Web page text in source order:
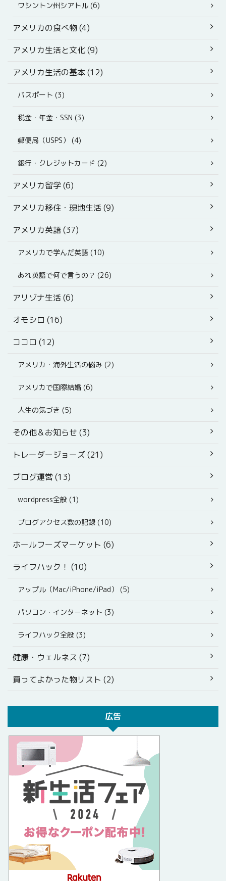
ワシントン州シアトル (6)
アメリカの食べ物 (4)
アメリカ生活と文化 (9)
アメリカ生活の基本 (12)
パスポート (3)
税金・年金・SSN (3)
郵便局（USPS） (4)
銀行・クレジットカード (2)
アメリカ留学 (6)
アメリカ移住・現地生活 (9)
アメリカ英語 (37)
アメリカで学んだ英語 (10)
あれ英語で何で言うの？ (26)
アリゾナ生活 (6)
オモシロ (16)
ココロ (12)
アメリカ・海外生活の悩み (2)
アメリカで国際結婚 (6)
人生の気づき (5)
その他＆お知らせ (3)
トレーダージョーズ (21)
ブログ運営 (13)
wordpress全般 (1)
ブログアクセス数の記録 (10)
ホールフーズマーケット (6)
ライフハック！ (10)
アップル（Mac/iPhone/iPad） (5)
パソコン・インターネット (3)
ライフハック全般 (3)
健康・ウェルネス (7)
買ってよかった物リスト (2)
広告